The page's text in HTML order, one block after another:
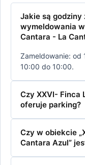
Jakie są godziny
wymeldowania
Cantara - La
Zameldowanie: od
10:00 do 10:00.
Czy XXVI- Finca
oferuje parking?
Czy w obiekcie
Cantara Azul”